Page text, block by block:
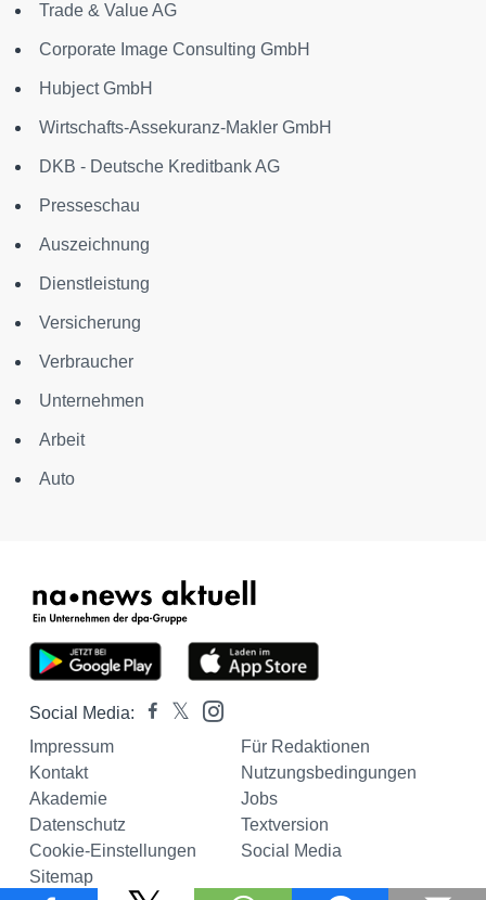
Trade & Value AG
Corporate Image Consulting GmbH
Hubject GmbH
Wirtschafts-Assekuranz-Makler GmbH
DKB - Deutsche Kreditbank AG
Presseschau
Auszeichnung
Dienstleistung
Versicherung
Verbraucher
Unternehmen
Arbeit
Auto
Social Media:
Impressum
Für Redaktionen
Kontakt
Nutzungsbedingungen
Akademie
Jobs
Datenschutz
Textversion
Cookie-Einstellungen
Social Media
Sitemap